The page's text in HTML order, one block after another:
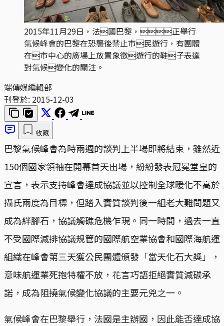
2015年11月29日，法國巴黎，正舉行
氣候峰會的巴黎在恐襲後禁止市民遊行，有團體
在市中心的廣場上放置象徵遊行的鞋子表達
對氣候變化的關注。
端傳媒編輯部
刊登於: 2015-12-03
收藏
巴黎氣候峰會為時兩週的談判上半場即將結束，雖然近
150個國家領袖在開幕首天出場，紛紛發表冠冕堂皇的
宣言，表示支持峰會達成協議並以控制全球暖化不高於
攝氏兩度為目標，但踏入實質談判後一組老大難問題又
成為絆腳石，協議觸礁危機乍現。同一時間，過去一直
不受國際減排協議規管的國際航空業協會和國際海航運
組織在峰會第三天獲公民團體頒發「當天化石大獎」，
意味航運業死抱特權不放，花言巧語拒絕實質減碳承
諾，成為阻撓氣候變化協議的主要元兇之一。
氣候峰會在巴黎舉行，法國是主辦國，因此能否達成協